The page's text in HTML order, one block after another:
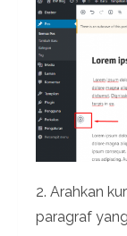
2. Arahkan
paragraf